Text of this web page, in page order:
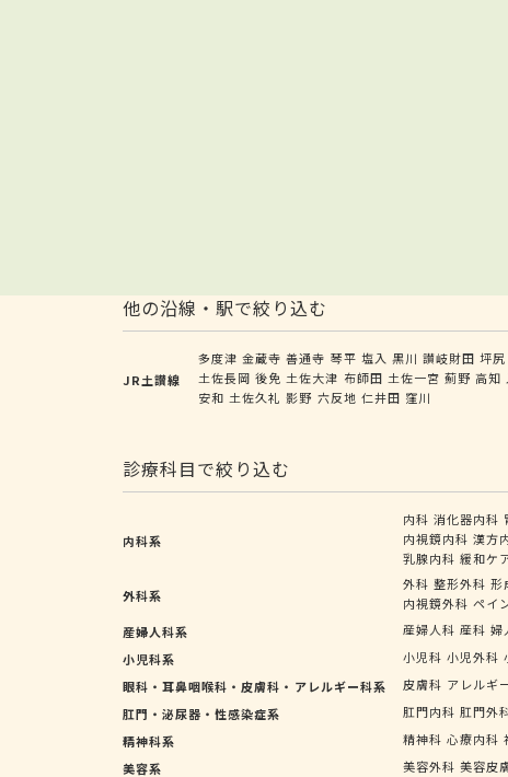
他の沿線・駅で絞り込む
JR土讃線
多度津 金蔵寺 善通寺 琴平 塩入 黒川 讃岐財田 坪尻
土佐長岡 後免 土佐大津 布師田 土佐一宮 薊野 高知
安和 土佐久礼 影野 六反地 仁井田 窪川
診療科目で絞り込む
内科系
内科 消化器内科
内視鏡内科 漢方
乳腺内科 緩和ケ
外科系
外科 整形外科 形
内視鏡外科 ペイ
産婦人科系
産婦人科 産科 婦
小児科系
小児科 小児外科
眼科・耳鼻咽喉科・皮膚科・アレルギー科系
皮膚科 アレルギ
肛門・泌尿器・性感染症系
肛門内科 肛門外
精神科系
精神科 心療内科
美容系
美容外科 美容皮